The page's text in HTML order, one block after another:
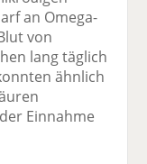
an Omega-
von
lang täglich
ähnlich
Einnahme